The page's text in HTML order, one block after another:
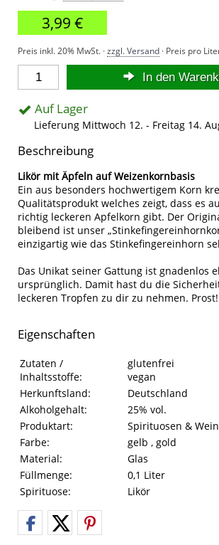
3,99 €
Preis inkl. 20% MwSt. ·zzgl. Versand · Preis pro
In den
Auf Lager
Lieferung Mittwoch 12. - Freitag 14.
Beschreibung
Likör mit Äpfeln auf Weizenkornbasis
Ein aus besonders hochwertigem Korn
Qualitätsprodukt welches zeigt, dass es
richtig leckeren Apfelkorn gibt. Der
bleibend ist unser
einzigartig wie das Stinkefingereinhorn
Das Unikat seiner Gattung ist gnadenlos
ursprünglich. Damit hast du die
leckeren Tropfen zu dir zu nehmen. Prost!
Eigenschaften
Eigenschaften des Produkts
Eigenschaft
Zutaten /
Inhaltsstoffe:
glutenfrei
vegan
Herkunftsland:
Deutschland
Alkoholgehalt:
25% vol.
Produktart:
Spirituosen & Wein
Farbe:
gelb , gold
Material:
Glas
Füllmenge:
0,1 Liter
Spirituose:
Likör